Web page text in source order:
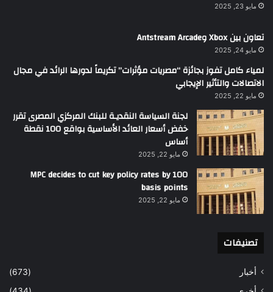
مايو 23, 2025
تعاون بين Xbox وAntstream Arcade
مايو 24, 2025
لمياء كامل تفوز بجائزة “مصريات مؤثرات” تكريماً لدورها الرائد في مجال
الاتصالات والتأثير الإيجابي
مايو 22, 2025
لجنة السياسة النقديـة للبنك المركزي المصرى تقرر
خفض أسعار العائد الأساسية بواقع 100 نقطة
أساس
مايو 22, 2025
MPC decides to cut key policy rates by 100
basis points
مايو 22, 2025
تصنيفات
أخبار
(673)